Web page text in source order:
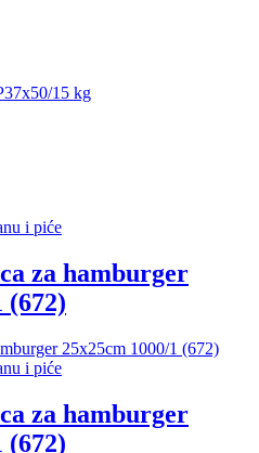
15 kg
i piće
za hamburger
(672)
i piće
za hamburger
(672)